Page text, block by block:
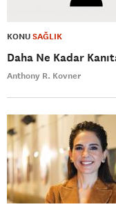
KONUSAĞLIK
Daha Ne Kadar
Anthony R. Kovner